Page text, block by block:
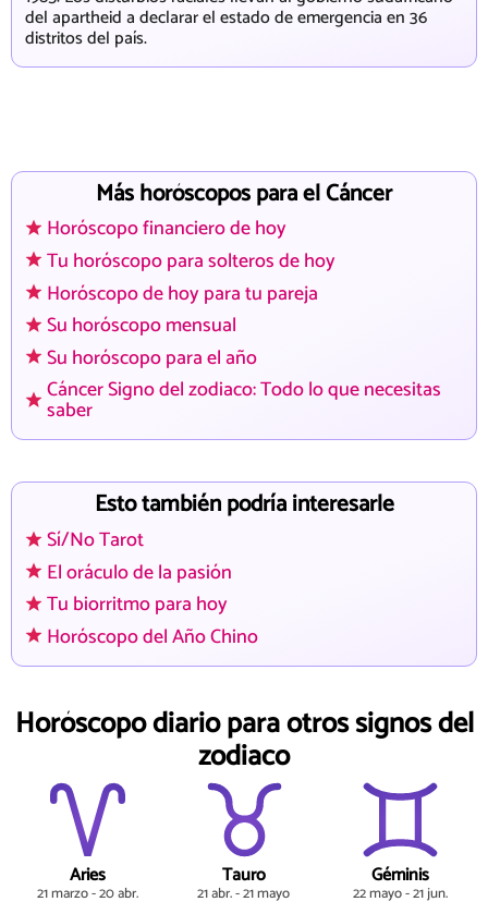
del apartheid a declarar el estado de emergencia en 36
distritos del país.
Más horóscopos para el Cáncer
Horóscopo financiero de hoy
Tu horóscopo para solteros de hoy
Horóscopo de hoy para tu pareja
Su horóscopo mensual
Su horóscopo para el año
Cáncer Signo del zodiaco: Todo lo que necesitas
saber
Esto también podría interesarle
Sí/No Tarot
El oráculo de la pasión
Tu biorritmo para hoy
Horóscopo del Año Chino
Horóscopo diario para otros signos del
zodiaco
Aries
21 marzo - 20 abr.
Tauro
21 abr. - 21 mayo
Géminis
22 mayo - 21 jun.